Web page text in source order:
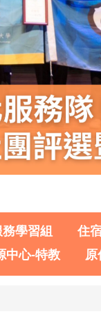
務學習組 住
中心-特教